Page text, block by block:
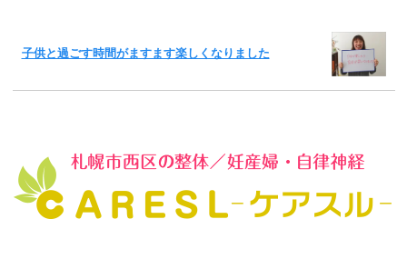
子供と過ごす時間がますます楽しくなりました